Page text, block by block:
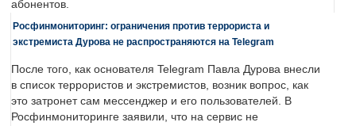
абонентов.
Росфинмониторинг: ограничения против террориста и
экстремиста Дурова не распространяются на Telegram
После того, как основателя Telegram Павла Дурова внесли
в список террористов и экстремистов, возник вопрос, как
это затронет сам мессенджер и его пользователей. В
Росфинмониторинге заявили, что на сервис не